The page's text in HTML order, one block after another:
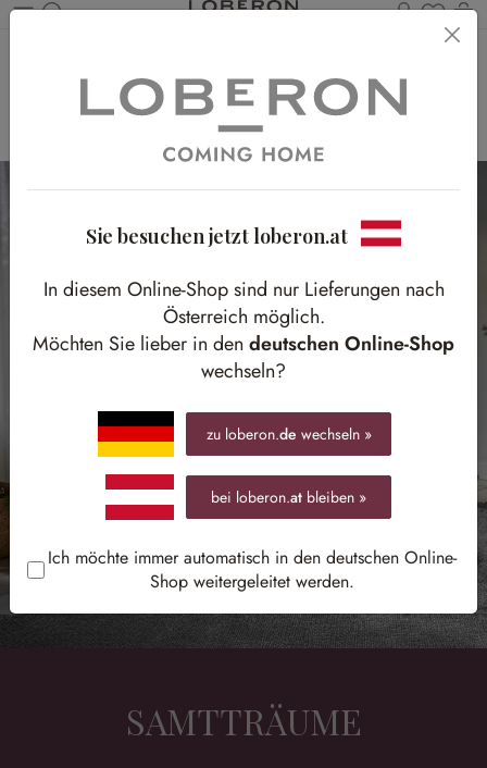
Du
SOFA STORIES
Textilien zum Einkuscheln und Wohlfühlen
SAMTTRÄUME
Sie besuchen jetzt loberon.at
In diesem Online-Shop sind nur Lieferungen nach
Österreich möglich.
Möchten Sie lieber in den deutschen Online-Shop
wechseln?
zu loberon.de wechseln »
bei loberon.at bleiben »
Ich möchte immer automatisch in den deutschen Online-
Shop weitergeleitet werden.